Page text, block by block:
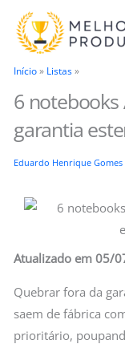
para
conteúdo
Início» Listas»
6 notebooks
garantia
Eduardo Henrique Gomes
Atualizado em 05/
Quebrar fora da
saem de fábrica
prioritário,